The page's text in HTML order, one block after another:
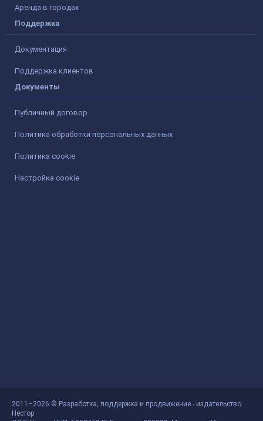
Аренда в городах
Поддержка
Документация
Поддержка клиентов
Документы
Публичный договор
Политика обработки персональных данных
Политика cookie
Настройка cookie
2011–2026 © Разработка, поддержка и продвижение - издательство
Нестор